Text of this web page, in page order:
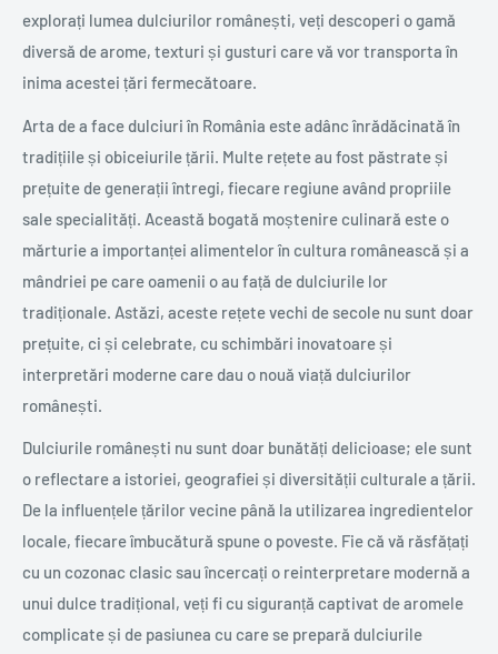
explorați lumea dulciurilor românești, veți descoperi o gamă
diversă de arome, texturi și gusturi care vă vor transporta în
inima acestei țări fermecătoare.
Arta de a face dulciuri în România este adânc înrădăcinată în
tradițiile și obiceiurile țării. Multe rețete au fost păstrate și
prețuite de generații întregi, fiecare regiune având propriile
sale specialități. Această bogată moștenire culinară este o
mărturie a importanței alimentelor în cultura românească și a
mândriei pe care oamenii o au față de dulciurile lor
tradiționale. Astăzi, aceste rețete vechi de secole nu sunt doar
prețuite, ci și celebrate, cu schimbări inovatoare și
interpretări moderne care dau o nouă viață dulciurilor
românești.
Dulciurile românești nu sunt doar bunătăți delicioase; ele sunt
o reflectare a istoriei, geografiei și diversității culturale a țării.
De la influențele țărilor vecine până la utilizarea ingredientelor
locale, fiecare îmbucătură spune o poveste. Fie că vă răsfățați
cu un cozonac clasic sau încercați o reinterpretare modernă a
unui dulce tradițional, veți fi cu siguranță captivat de aromele
complicate și de pasiunea cu care se prepară dulciurile